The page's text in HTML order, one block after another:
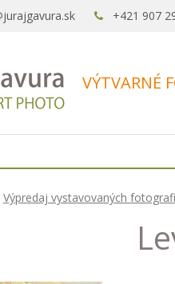
VÝTVARNÉ
+421 907
Výpredaj vystavovaných